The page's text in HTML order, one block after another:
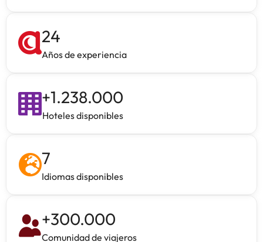
24
Años de experiencia
+1.238.000
Hoteles disponibles
7
Idiomas disponibles
+300.000
Comunidad de viajeros